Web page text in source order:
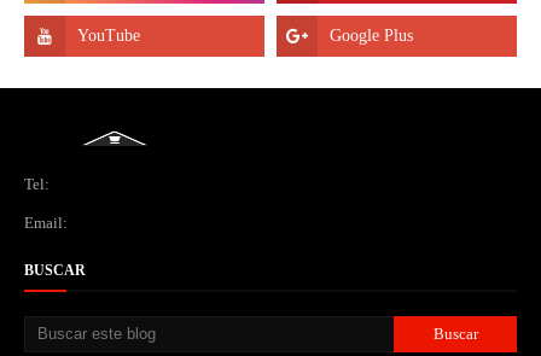
Tel:
Email:
BUSCAR